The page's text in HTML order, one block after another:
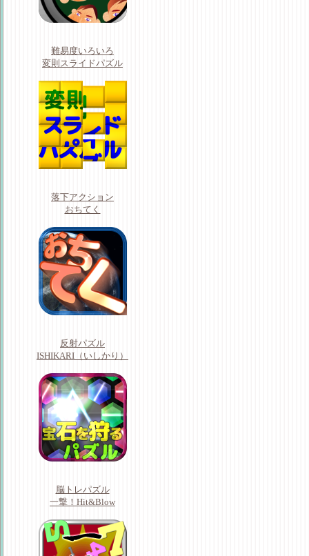
難易度いろいろ
変則スライドパズル
落下アクション
おちてく
反射パズル
ISHIKARI（いしかり）
脳トレパズル
一撃！Hit&Blow